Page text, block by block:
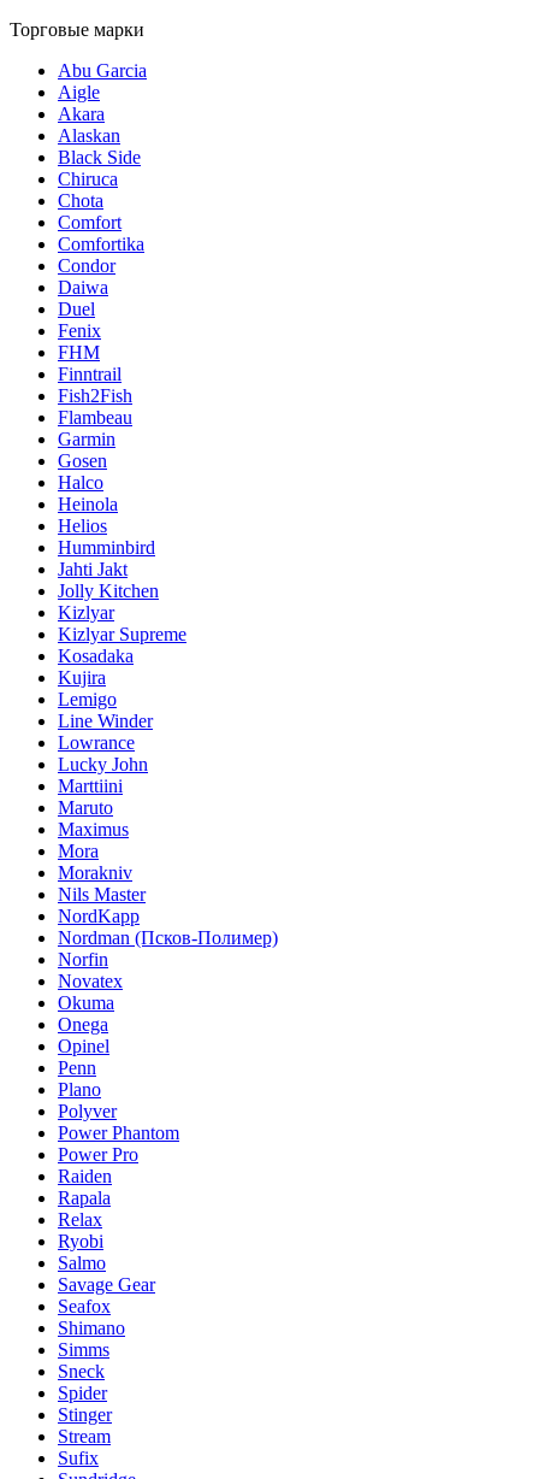
Торговые марки
Abu Garcia
Aigle
Akara
Alaskan
Black Side
Chiruca
Chota
Comfort
Comfortika
Condor
Daiwa
Duel
Fenix
FHM
Finntrail
Fish2Fish
Flambeau
Garmin
Gosen
Halco
Heinola
Helios
Humminbird
Jahti Jakt
Jolly Kitchen
Kizlyar
Kizlyar Supreme
Kosadaka
Kujira
Lemigo
Line Winder
Lowrance
Lucky John
Marttiini
Maruto
Maximus
Mora
Morakniv
Nils Master
NordKapp
Nordman (Псков-Полимер)
Norfin
Novatex
Okuma
Onega
Opinel
Penn
Plano
Polyver
Power Phantom
Power Pro
Raiden
Rapala
Relax
Ryobi
Salmo
Savage Gear
Seafox
Shimano
Simms
Sneck
Spider
Stinger
Stream
Sufix